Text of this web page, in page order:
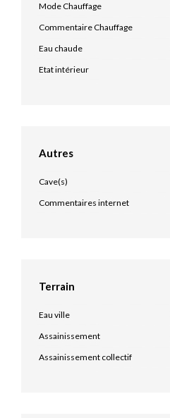
Mode Chauffage
Commentaire Chauffage
Eau chaude
Etat intérieur
Autres
Cave(s)
Commentaires internet
Terrain
Eau ville
Assainissement
Assainissement collectif